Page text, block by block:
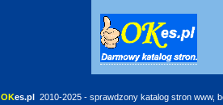
OKes.pl 2010-2025 - sprawdzony katalog stron www,